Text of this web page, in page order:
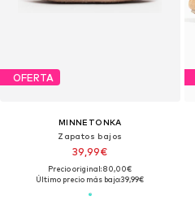
OFERTA
MINNETONKA
Zapatos bajos
39,99€
Precio original: 80,00€
Último precio más bajo:39,99€